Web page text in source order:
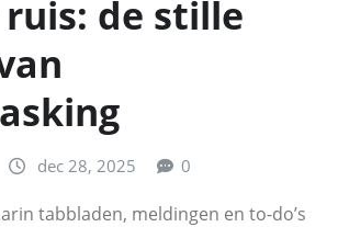
de stille
dec 28, 2025 0
tabbladen, meldingen en to-do’s